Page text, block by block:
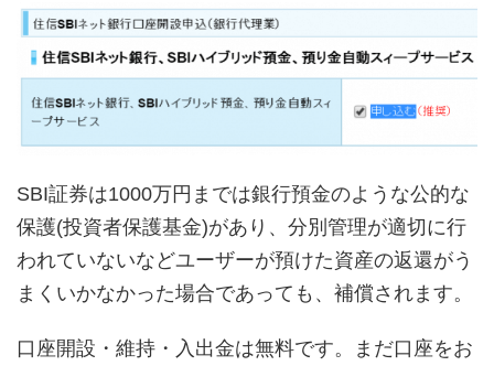
SBI証券は1000万円までは銀行預金のような公的な
保護(投資者保護基金)があり、分別管理が適切に行
われていないなどユーザーが預けた資産の返還がう
まくいかなかった場合であっても、補償されます。
口座開設・維持・入出金は無料です。まだ口座をお